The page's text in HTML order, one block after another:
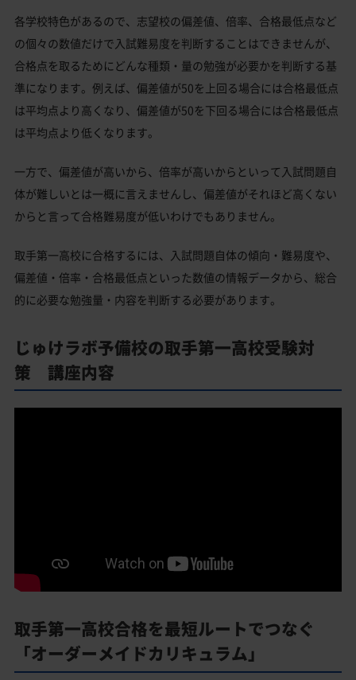
各学校特色があるので、志望校の偏差値、倍率、合格最低点など
の個々の数値だけで入試難易度を判断することはできませんが、
合格点を取るためにどんな種類・量の勉強が必要かを判断する基
準になります。例えば、偏差値が50を上回る場合には合格最低点
は平均点より高くなり、偏差値が50を下回る場合には合格最低点
は平均点より低くなります。
一方で、偏差値が高いから、倍率が高いからといって入試問題自
体が難しいとは一概に言えませんし、偏差値がそれほど高くない
からと言って合格難易度が低いわけでもありません。
取手第一高校に合格するには、入試問題自体の傾向・難易度や、
偏差値・倍率・合格最低点といった数値の情報データから、総合
的に必要な勉強量・内容を判断する必要があります。
じゅけラボ予備校の取手第一高校受験対
策 講座内容
取手第一高校合格を最短ルートでつなぐ
「オーダーメイドカリキュラム」